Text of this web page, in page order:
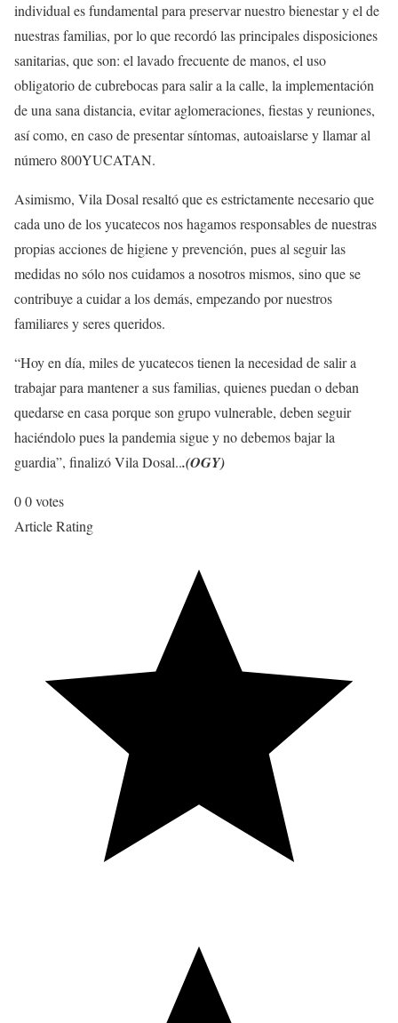
individual es fundamental para preservar nuestro bienestar y el de
nuestras familias, por lo que recordó las principales disposiciones
sanitarias, que son: el lavado frecuente de manos, el uso
obligatorio de cubrebocas para salir a la calle, la implementación
de una sana distancia, evitar aglomeraciones, fiestas y reuniones,
así como, en caso de presentar síntomas, autoaislarse y llamar al
número 800YUCATAN.
Asimismo, Vila Dosal resaltó que es estrictamente necesario que
cada uno de los yucatecos nos hagamos responsables de nuestras
propias acciones de higiene y prevención, pues al seguir las
medidas no sólo nos cuidamos a nosotros mismos, sino que se
contribuye a cuidar a los demás, empezando por nuestros
familiares y seres queridos.
“Hoy en día, miles de yucatecos tienen la necesidad de salir a
trabajar para mantener a sus familias, quienes puedan o deban
quedarse en casa porque son grupo vulnerable, deben seguir
haciéndolo pues la pandemia sigue y no debemos bajar la
guardia”, finalizó Vila Dosal...(OGY)
00votes
Article Rating